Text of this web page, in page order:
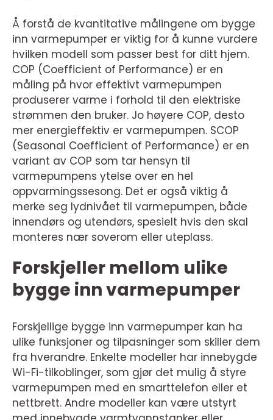
Å forstå de kvantitative målingene om bygge
inn varmepumper er viktig for å kunne vurdere
hvilken modell som passer best for ditt hjem.
COP (Coefficient of Performance) er en
måling på hvor effektivt varmepumpen
produserer varme i forhold til den elektriske
strømmen den bruker. Jo høyere COP, desto
mer energieffektiv er varmepumpen. SCOP
(Seasonal Coefficient of Performance) er en
variant av COP som tar hensyn til
varmepumpens ytelse over en hel
oppvarmingssesong. Det er også viktig å
merke seg lydnivået til varmepumpen, både
innendørs og utendørs, spesielt hvis den skal
monteres nær soverom eller uteplass.
Forskjeller mellom ulike
bygge inn varmepumper
Forskjellige bygge inn varmepumper kan ha
ulike funksjoner og tilpasninger som skiller dem
fra hverandre. Enkelte modeller har innebygde
Wi-Fi-tilkoblinger, som gjør det mulig å styre
varmepumpen med en smarttelefon eller et
nettbrett. Andre modeller kan være utstyrt